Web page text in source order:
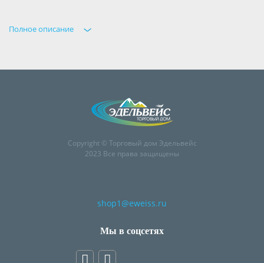
Полное описание
Copyright © Торговый дом Эдельвейс
2023 Все права защищены
shop1@eweiss.ru
Мы в соцсетях